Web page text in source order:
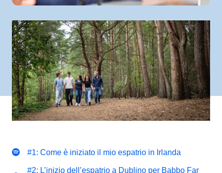
#1: Come è iniziato il mio espatrio in Irlanda
#2: L’inizio dell’espatrio a Dublino per Babbo Far